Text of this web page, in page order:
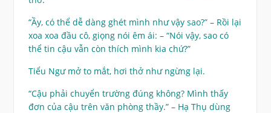
“Ầy, có thể dễ dàng ghét mình như vậy sao?” – Rồi lại
xoa xoa đầu cô, giọng nói êm ái: – “Nói vậy, sao có
thể tin cậu vẫn còn thích mình kia chứ?”
Tiểu Ngư mở to mắt, hơi thở như ngừng lại.
“Cậu phải chuyển trường đúng không? Mình thấy
đơn của cậu trên văn phòng thầy.” – Hạ Thụ dùng